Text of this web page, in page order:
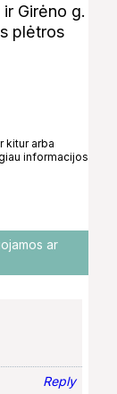
Girėno g.
plėtros
kitur arba
informacijos
ar
Reply